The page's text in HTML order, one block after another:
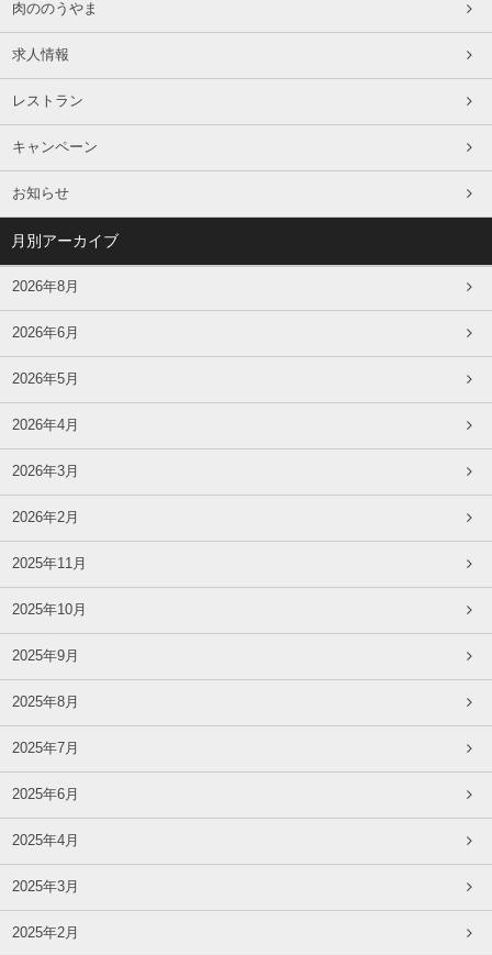
肉ののうやま
求人情報
レストラン
キャンペーン
お知らせ
月別アーカイブ
2026年8月
2026年6月
2026年5月
2026年4月
2026年3月
2026年2月
2025年11月
2025年10月
2025年9月
2025年8月
2025年7月
2025年6月
2025年4月
2025年3月
2025年2月